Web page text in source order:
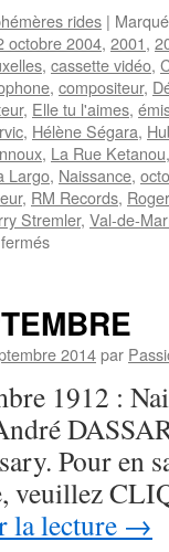
rides |
octobre 2004, 2001,
, cassette vidéo,
, compositeur,
, Elle tu l'aimes,
, Hélène Ségara,
, La Rue Ketanou,
Largo, Naissance,
, RM Records,
Stremler, Val-de-
sur
2014par
1912 :
Pour en
veuillez
la lecture →